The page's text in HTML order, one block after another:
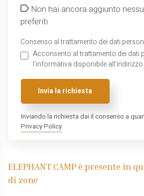
Non hai ancora aggiunto
preferiti
Consenso al trattamento dei dati
Acconsento al trattamento dei dati
l'informativa disponibile all'indirizzo
Invia la richiesta
Inviando la richiesta dai il consenso a
Privacy Policy
ELEPHANT CAMP è presente in
di zone